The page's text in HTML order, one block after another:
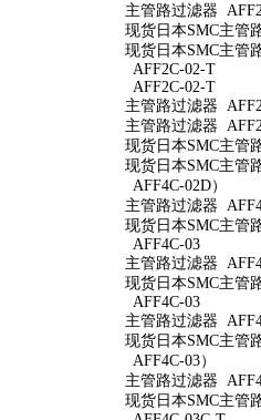
主管路过滤器
现货日本SMC主管
现货日本SMC主管
AFF2C-02-T
AFF2C-02-T
主管路过滤器
主管路过滤器
现货日本SMC主管
现货日本SMC主管
AFF4C-02D）
主管路过滤器
现货日本SMC主管
AFF4C-03
主管路过滤器
现货日本SMC主管
AFF4C-03
主管路过滤器
现货日本SMC主管
AFF4C-03）
主管路过滤器
现货日本SMC主管